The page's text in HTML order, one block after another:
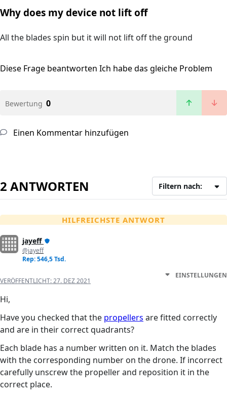
Why does my device not lift off
All the blades spin but it will not lift off the ground
Diese Frage beantworten Ich habe das gleiche Problem
Bewertung 0
Einen Kommentar hinzufügen
2 ANTWORTEN Filtern nach:
HILFREICHSTE ANTWORT
jayeff
@jayeff
Rep: 546,5 Tsd.
VERÖFFENTLICHT:27. DEZ 2021
EINSTELLUNGEN
Hi,
Have you checked that the propellers are fitted correctly
and are in their correct quadrants?
Each blade has a number written on it. Match the blades
with the corresponding number on the drone. If incorrect
carefully unscrew the propeller and reposition it in the
correct place.